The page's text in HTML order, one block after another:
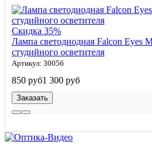
Скидка 35%
Лампа светодиодная Falcon Eyes
студийного осветителя
Артикул: 30056
850 руб1 300 руб
Заказать